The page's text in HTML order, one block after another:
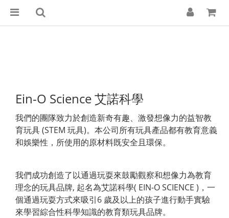
Ein-O Science 艾諾科學
我們的團隊致力於創造新奇有趣、激發想像力的益智教
育玩具 (STEM 玩具)。本公司所有玩具產品都有教育意義
和娛樂性，所使用的原材料既安全且環保。
我們成功創造了以通過玩耍來鼓勵觀察和想像力為教育
理念的玩具品牌, 起名為艾諾科學( EIN-O SCIENCE )，一
個通過玩耍方式來吸引6 歲及以上的孩子進行動手實驗
來學習綜合性科學知識的教育類玩具品牌。